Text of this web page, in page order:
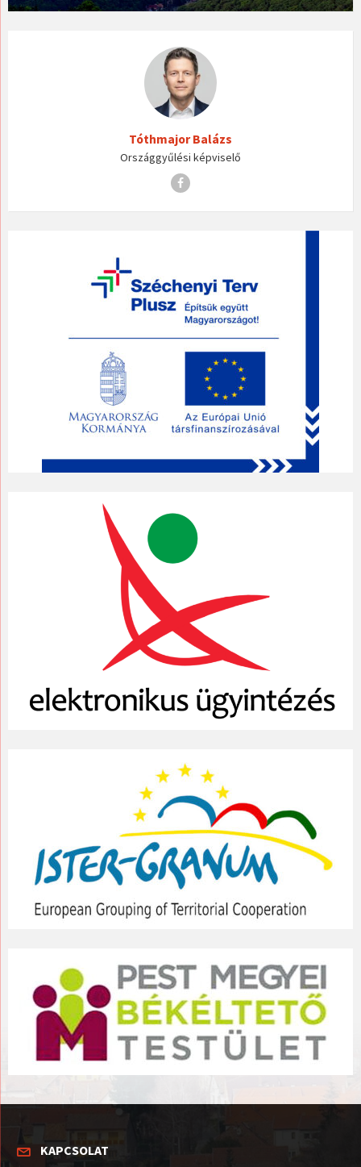
Tóthmajor Balázs
Országgyűlési képviselő
Facebook
KAPCSOLAT